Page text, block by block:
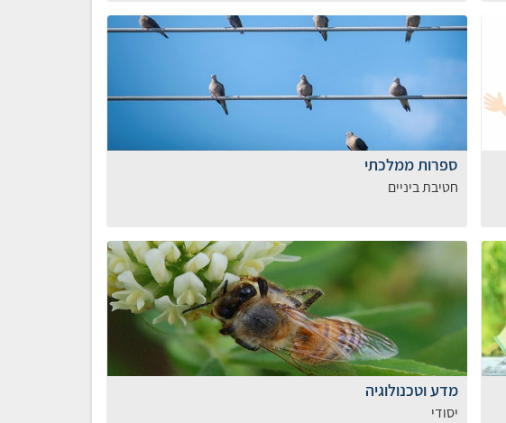
ספרות ממלכתי
חטיבת ביניים
מדע וטכנולוגיה
יסודי